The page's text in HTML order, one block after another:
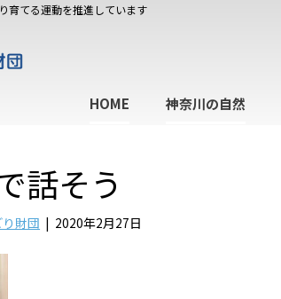
育てる運動を推進しています
HOME 神奈川の自然
話そう
財団 | 2020年2月27日